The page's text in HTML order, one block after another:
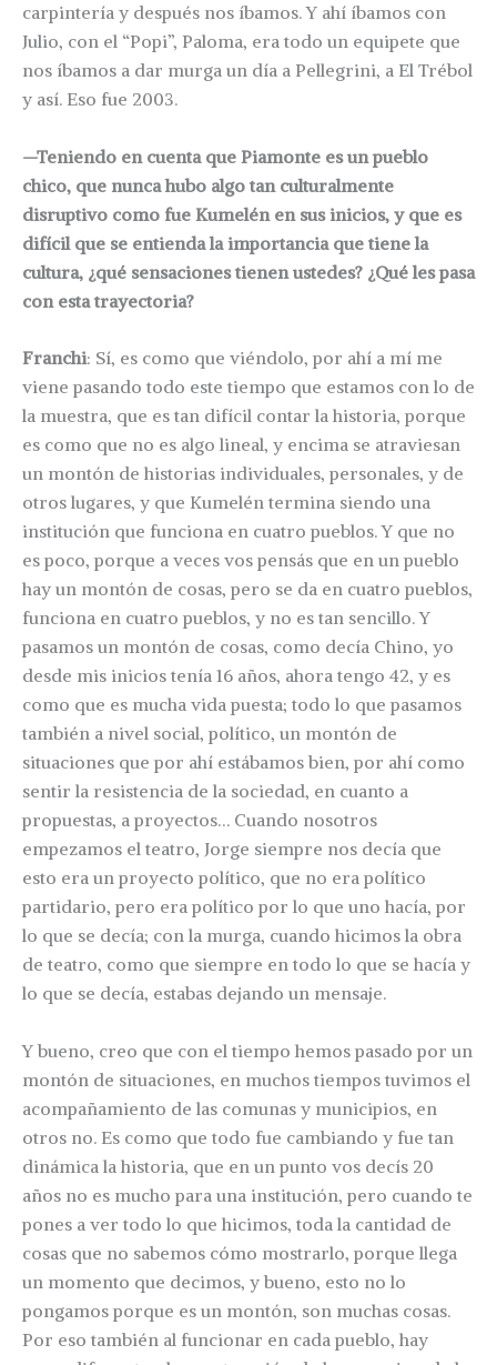
carpintería y después nos íbamos. Y ahí íbamos con
Julio, con el “Popi”, Paloma, era todo un equipete que
nos íbamos a dar murga un día a Pellegrini, a El Trébol
y así. Eso fue 2003.
—Teniendo en cuenta que Piamonte es un pueblo
chico, que nunca hubo algo tan culturalmente
disruptivo como fue Kumelén en sus inicios, y que es
difícil que se entienda la importancia que tiene la
cultura, ¿qué sensaciones tienen ustedes? ¿Qué les pasa
con esta trayectoria?
Franchi: Sí, es como que viéndolo, por ahí a mí me
viene pasando todo este tiempo que estamos con lo de
la muestra, que es tan difícil contar la historia, porque
es como que no es algo lineal, y encima se atraviesan
un montón de historias individuales, personales, y de
otros lugares, y que Kumelén termina siendo una
institución que funciona en cuatro pueblos. Y que no
es poco, porque a veces vos pensás que en un pueblo
hay un montón de cosas, pero se da en cuatro pueblos,
funciona en cuatro pueblos, y no es tan sencillo. Y
pasamos un montón de cosas, como decía Chino, yo
desde mis inicios tenía 16 años, ahora tengo 42, y es
como que es mucha vida puesta; todo lo que pasamos
también a nivel social, político, un montón de
situaciones que por ahí estábamos bien, por ahí como
sentir la resistencia de la sociedad, en cuanto a
propuestas, a proyectos… Cuando nosotros
empezamos el teatro, Jorge siempre nos decía que
esto era un proyecto político, que no era político
partidario, pero era político por lo que uno hacía, por
lo que se decía; con la murga, cuando hicimos la obra
de teatro, como que siempre en todo lo que se hacía y
lo que se decía, estabas dejando un mensaje.
Y bueno, creo que con el tiempo hemos pasado por un
montón de situaciones, en muchos tiempos tuvimos el
acompañamiento de las comunas y municipios, en
otros no. Es como que todo fue cambiando y fue tan
dinámica la historia, que en un punto vos decís 20
años no es mucho para una institución, pero cuando te
pones a ver todo lo que hicimos, toda la cantidad de
cosas que no sabemos cómo mostrarlo, porque llega
un momento que decimos, y bueno, esto no lo
pongamos porque es un montón, son muchas cosas.
Por eso también al funcionar en cada pueblo, hay